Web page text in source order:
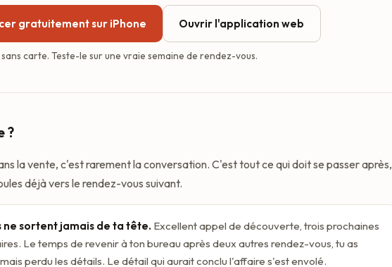
gratuitement sur iPhone Ouvrir l'application web
carte. Teste-le sur une vraie semaine de rendez-vous.
?
la vente, c'est rarement la conversation. C'est tout ce qui doit se passer après,
déjà vers le rendez-vous suivant.
ne sortent jamais de ta tête. Excellent appel de découverte, trois prochaines
Le temps de revenir à ton bureau après deux autres rendez-vous, tu as
perdu les détails. Le détail qui aurait conclu l'affaire s'est envolé.